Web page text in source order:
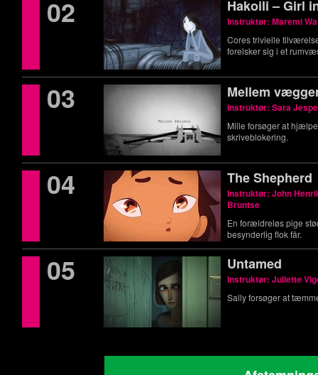
02 Hakoili – Girl
Instruktør: Maremi
Cores trivielle
forelsker sig i et
03 Mellem
Instruktør: Sara
Mille forsøger at
skriveblokering.
04 The Shepherd
Instruktør: John
Bruntse
En forældreløs pige
besynderlig flok får.
05 Untamed
Instruktør: Juliette
Sally forsøger at